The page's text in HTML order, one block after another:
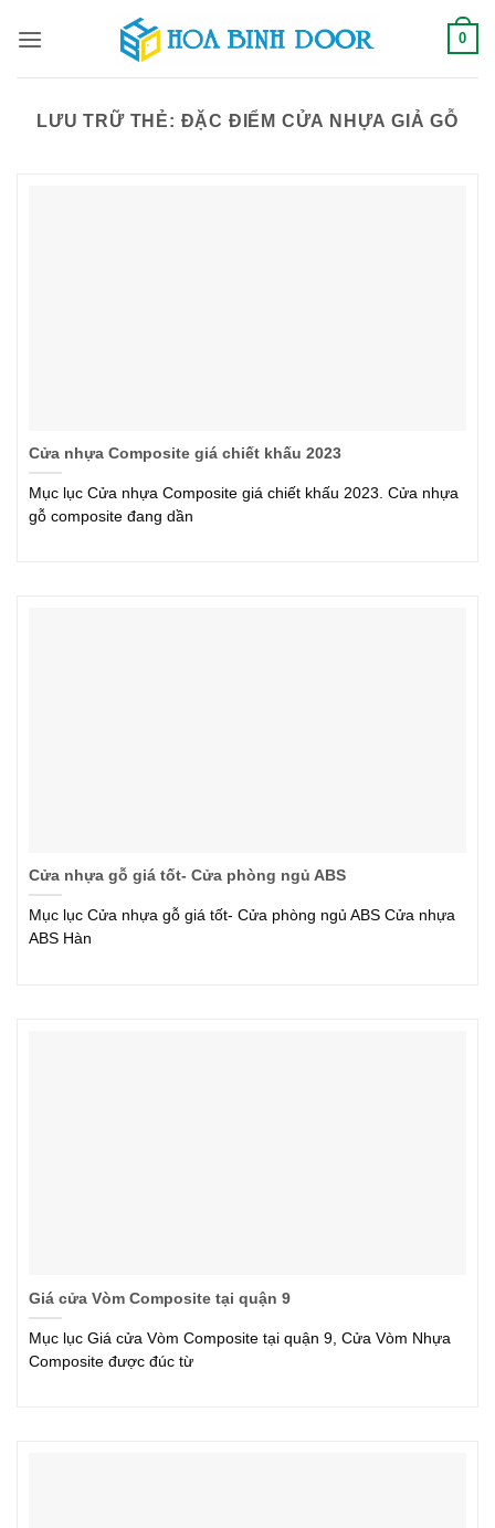
qua
0
LƯU TRỮ THẺ: ĐẶC ĐIỂM CỬA NHỰA GIẢ GỖ
Cửa nhựa Composite giá chiết khấu 2023
Mục lục Cửa nhựa Composite giá chiết khấu 2023. Cửa nhựa
gỗ composite đang dần
Cửa nhựa gỗ giá tốt- Cửa phòng ngủ ABS
Mục lục Cửa nhựa gỗ giá tốt- Cửa phòng ngủ ABS Cửa nhựa
ABS Hàn
Giá cửa Vòm Composite tại quận 9
Mục lục Giá cửa Vòm Composite tại quận 9, Cửa Vòm Nhựa
Composite được đúc từ